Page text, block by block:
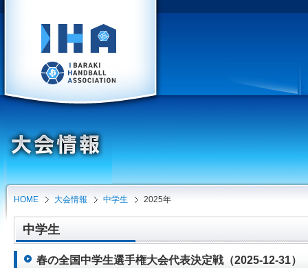
HOME 大会情報 中学生 2025年
中学生
春の全国中学生選手権大会代表決定戦（2025-12-31）